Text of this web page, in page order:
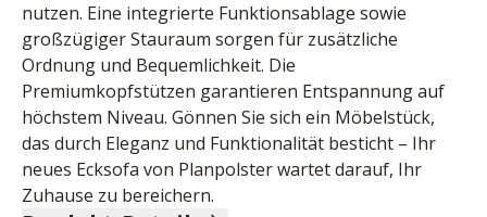
nutzen. Eine integrierte Funktionsablage sowie
großzügiger Stauraum sorgen für zusätzliche
Ordnung und Bequemlichkeit. Die
Premiumkopfstützen garantieren Entspannung auf
höchstem Niveau. Gönnen Sie sich ein Möbelstück,
das durch Eleganz und Funktionalität besticht – Ihr
neues Ecksofa von Planpolster wartet darauf, Ihr
Zuhause zu bereichern.